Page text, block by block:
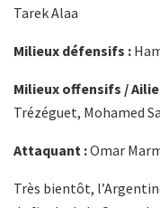
Tarek Alaa
Milieux défensifs :
Milieux offensifs /
Trézéguet, Mohamed
Attaquant :Omar
Très bientôt,